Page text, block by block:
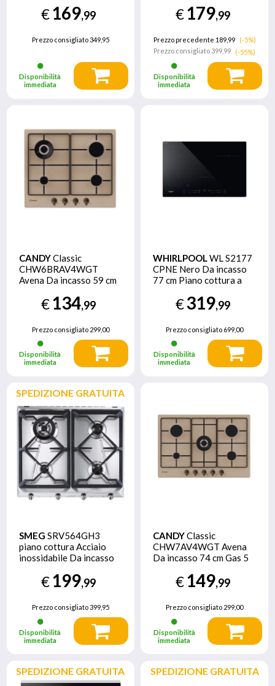
€169,99
Prezzo consigliato349,95
Disponibilità
immediata
induzione 4 Fornello(i)
€179,99
Prezzo precedente 189,99
(-5%)
Prezzo consigliato 399,99 (-55%)
Disponibilità
immediata
CANDYClassic
CHW6BRAV4WGT
Avena Da incasso 59 cm
€134,99
Prezzo consigliato299,00
Disponibilità
immediata
WHIRLPOOLWL S2177
CPNE Nero Da incasso
77 cm Piano cottura a
€319,99
Prezzo consigliato 699,00
Disponibilità
immediata
SPEDIZIONE GRATUITA
SMEG SRV564GH3
piano cottura Acciaio
inossidabile Da incasso
€199,99
Prezzo consigliato399,95
Disponibilità
immediata
CANDYClassic
CHW7AV4WGT Avena
Da incasso 74 cm Gas 5
€149,99
Prezzo consigliato 299,00
Disponibilità
immediata
SPEDIZIONE GRATUITA SPEDIZIONE GRATUITA